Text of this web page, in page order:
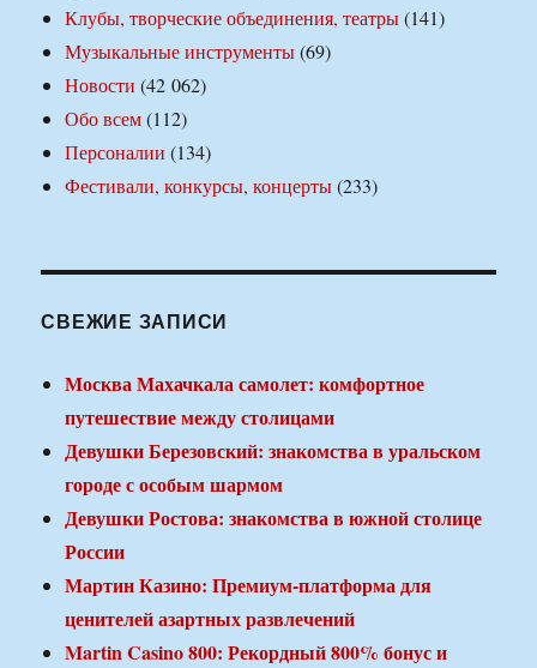
Клубы, творческие объединения, театры(141)
Музыкальные инструменты(69)
Новости (42 062)
Обо всем(112)
Персоналии (134)
Фестивали, конкурсы, концерты(233)
СВЕЖИЕ ЗАПИСИ
Москва Махачкала самолет: комфортное
путешествие между столицами
Девушки Березовский: знакомства в уральском
городе с особым шармом
Девушки Ростова: знакомства в южной столице
России
Мартин Казино: Премиум-платформа для
ценителей азартных развлечений
Martin Casino 800: Рекордный 800% бонус и